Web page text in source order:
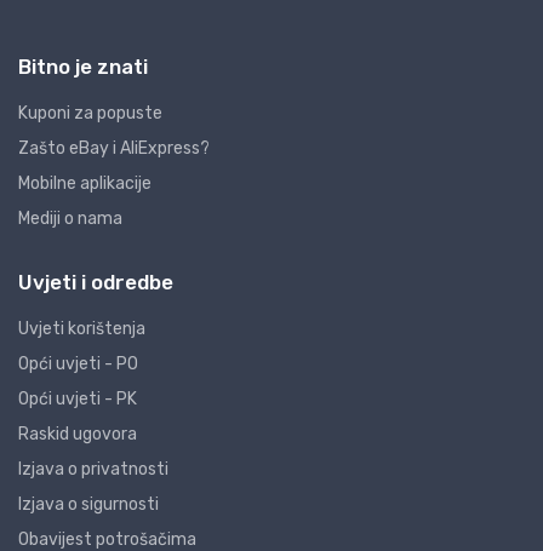
Bitno je znati
Kuponi za popuste
Zašto eBay i AliExpress?
Mobilne aplikacije
Mediji o nama
Uvjeti i odredbe
Uvjeti korištenja
Opći uvjeti - PO
Opći uvjeti - PK
Raskid ugovora
Izjava o privatnosti
Izjava o sigurnosti
Obavijest potrošačima